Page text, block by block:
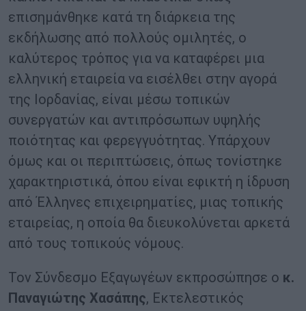
επισημάνθηκε κατά τη διάρκεια της
εκδήλωσης από πολλούς ομιλητές, ο
καλύτερος τρόπος για να καταφέρει μια
ελληνική εταιρεία να εισέλθει στην αγορά
της Ιορδανίας, είναι μέσω τοπικών
συνεργατών και αντιπρόσωπων υψηλής
ποιότητας και φερεγγυότητας. Υπάρχουν
όμως και οι περιπτώσεις, όπως τονίστηκε
χαρακτηριστικά, όπου είναι εφικτή η ίδρυση
από Έλληνες επιχειρηματίες, μιας τοπικής
εταιρείας, η οποία θα διευκολύνεται αρκετά
από τους τοπικούς νόμους.
Τον Σύνδεσμο Εξαγωγέων εκπροσώπησε ο κ.
Παναγιώτης Χασάπης, Εκτελεστικός